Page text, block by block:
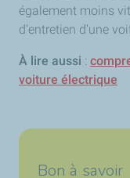
également moins
d’entretien d’une
À lire aussi :
voiture électrique
Bon à savoir